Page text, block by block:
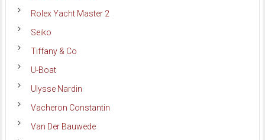
Rolex Yacht Master 2
Seiko
Tiffany & Co
U-Boat
Ulysse Nardin
Vacheron Constantin
Van Der Bauwede